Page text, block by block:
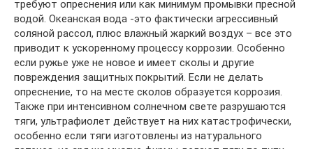
требуют опреснения или как минимум промывки пресной
водой. Океанская вода -это фактически агрессивный
соляной рассол, плюс влажный жаркий воздух – все это
приводит к ускоренному процессу коррозии. Особенно
если ружье уже не новое и имеет сколы и другие
повреждения защитных покрытий. Если не делать
опреснение, то на месте сколов образуется коррозия.
Также при интенсивном солнечном свете разрушаются
тяги, ультрафиолет действует на них катастрофически,
особенно если тяги изготовлены из натурального